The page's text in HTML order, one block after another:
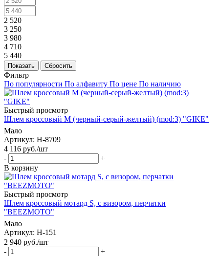
2 520
3 250
3 980
4 710
5 440
Показать Сбросить
Фильтр
По популярности По алфавиту По цене По наличию
Быстрый просмотр
Шлем кроссовый M (черный-серый-желтый) (mod:3) "GIKE"
Мало
Артикул: H-8709
4 116 руб./шт
-
+
В корзину
Быстрый просмотр
Шлем кроссовый мотард S, c визором, перчатки
"BEEZMOTO"
Мало
Артикул: H-151
2 940 руб./шт
-
+